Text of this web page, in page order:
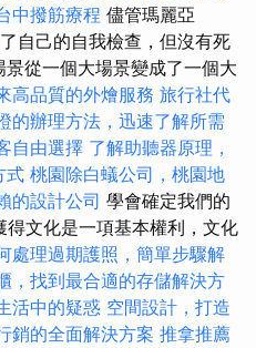
中撥筋療程 儘管瑪麗亞
自己的自我檢查，但沒有死
從一個大場景變成了一個大
高品質的外燴服務 旅行社代
的辦理方法，迅速了解所需
自由選擇 了解助聽器原理，
式 桃園除白蟻公司，桃園地
的設計公司 學會確定我們的
文化是一項基本權利，文化
處理過期護照，簡單步驟解
，找到最合適的存儲解決方
活中的疑惑 空間設計，打造
銷的全面解決方案 推拿推薦